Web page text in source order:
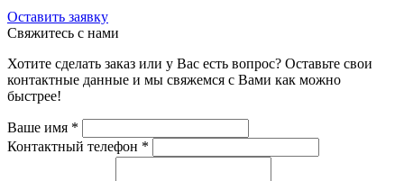
Оставить заявку
Свяжитесь с нами
Хотите сделать заказ или у Вас есть вопрос? Оставьте свои
контактные данные и мы свяжемся с Вами как можно
быстрее!
Ваше имя *
Контактный телефон *